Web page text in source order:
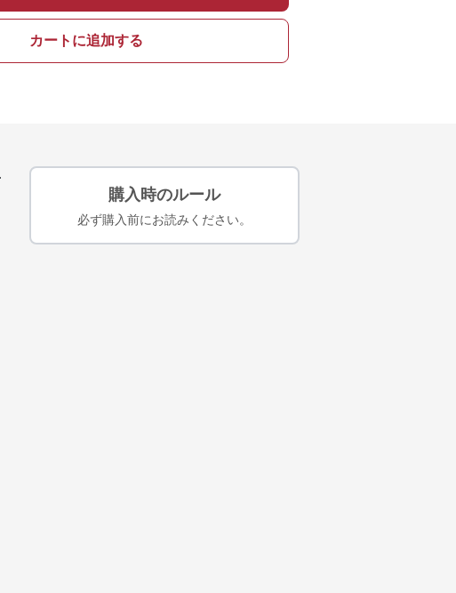
カートに追加する
購入時のルール
必ず購入前にお読みください。